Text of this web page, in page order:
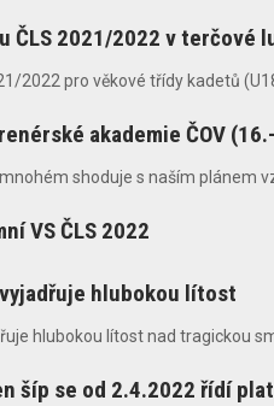
ČLS 2021/2022 v terčové
2022 pro věkové třídy kadetů
akademie ČOV
shoduje s naším plánem
VS ČLS 2022
hlubokou lítost
hlubokou lítost nad tragickou
šíp se od 2.4.2022 řídí